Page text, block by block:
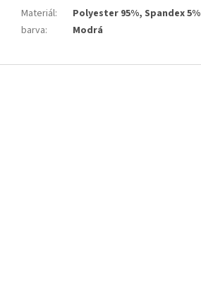
Materiál:
Polyester 95%, Spandex 5%
barva: Modrá